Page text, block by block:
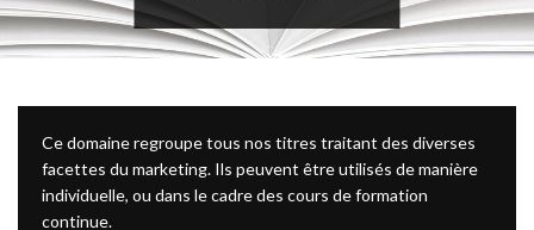
Ce domaine regroupe tous nos titres traitant des diverses
facettes du marketing. Ils peuvent être utilisés de manière
individuelle, ou dans le cadre des cours de formation
continue.